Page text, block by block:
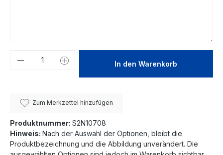
Produkt Anzahl: Gib denIn den Warenkorb
Zum Merkzettel hinzufügen
Produktnummer: S2N10708
Hinweis: Nach der Auswahl der Optionen, bleibt die
Produktbezeichnung und die Abbildung unverändert. Die